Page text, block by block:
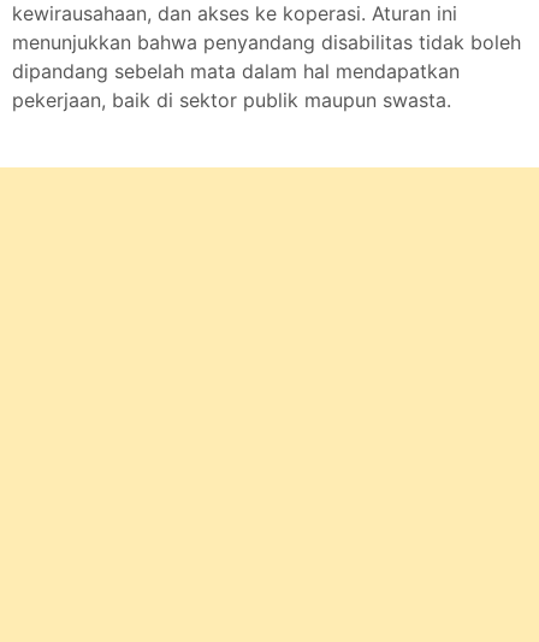
kewirausahaan, dan akses ke koperasi. Aturan ini
menunjukkan bahwa penyandang disabilitas tidak boleh
dipandang sebelah mata dalam hal mendapatkan
pekerjaan, baik di sektor publik maupun swasta.